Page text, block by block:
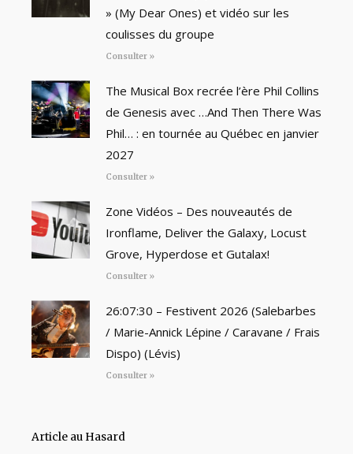
» (My Dear Ones) et vidéo sur les
coulisses du groupe
Consulter »
The Musical Box recrée l’ère Phil Collins
de Genesis avec …And Then There Was
Phil… : en tournée au Québec en janvier
2027
Consulter »
Zone Vidéos – Des nouveautés de
Ironflame, Deliver the Galaxy, Locust
Grove, Hyperdose et Gutalax!
Consulter »
26:07:30 – Festivent 2026 (Salebarbes
/ Marie-Annick Lépine / Caravane / Frais
Dispo) (Lévis)
Consulter »
Article au Hasard